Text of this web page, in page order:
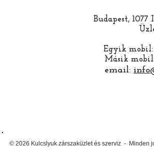
Budapest, 1077
Egyik mobil:
Másik
email:
© 2026 Kulcslyuk zárszaküzlet és szerviz - Minden